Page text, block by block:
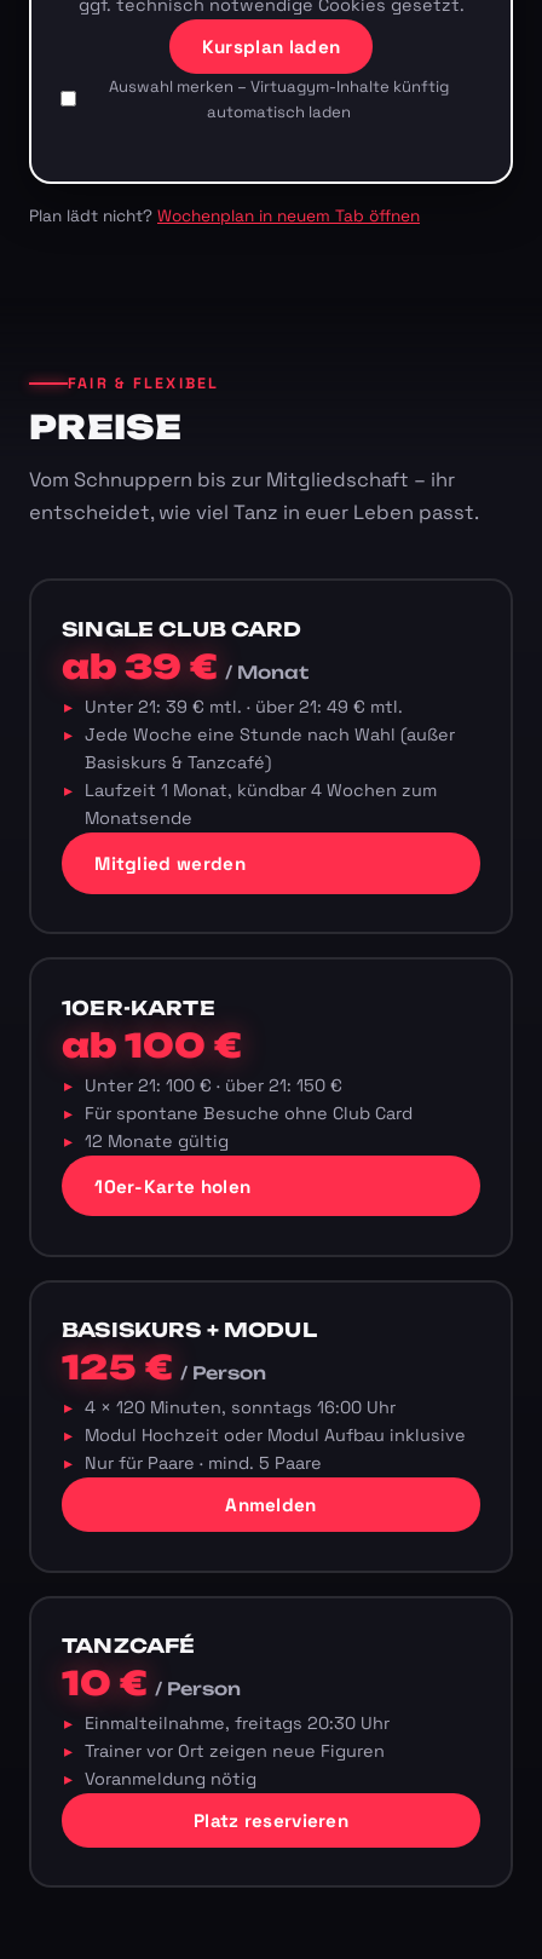
ggf. technisch notwendige Cookies gesetzt.
Kursplan laden
Auswahl merken – Virtuagym-Inhalte künftig
automatisch laden
Plan lädt nicht? Wochenplan in neuem Tab öffnen
FAIR & FLEXIBEL
PREISE
Vom Schnuppern bis zur Mitgliedschaft – ihr
entscheidet, wie viel Tanz in euer Leben passt.
SINGLE CLUB CARD
ab 39 €/ Monat
Unter 21: 39 € mtl. · über 21: 49 € mtl.
Jede Woche eine Stunde nach Wahl (außer
Basiskurs & Tanzcafé)
Laufzeit 1 Monat, kündbar 4 Wochen zum
Monatsende
Mitglied werden
10ER-KARTE
ab 100 €
Unter 21: 100 € · über 21: 150 €
Für spontane Besuche ohne Club Card
12 Monate gültig
10er-Karte holen
BASISKURS + MODUL
125 €/ Person
4 × 120 Minuten, sonntags 16:00 Uhr
Modul Hochzeit oder Modul Aufbau inklusive
Nur für Paare · mind. 5 Paare
Anmelden
TANZCAFÉ
10 €/ Person
Einmalteilnahme, freitags 20:30 Uhr
Trainer vor Ort zeigen neue Figuren
Voranmeldung nötig
Platz reservieren